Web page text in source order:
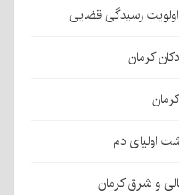
رسیدگی قضایی
کرمان
اولیای دم
و شرق کرمان